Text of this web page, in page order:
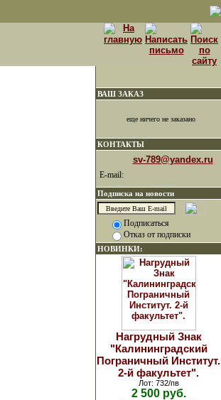
ВАШ ЗАКАЗ
еще ничего не заказано
КОНТАКТЫ
sv-789@yandex.ru
E-mail:
Подписка на новости
Подписаться
Отказ от подписки
НОВИНКИ:
Нагрудный Знак
"Калининградский
Пограничный Институт.
2-й факультет".
Лот: 732/пв
2 500 руб.